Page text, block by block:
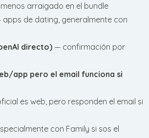
arraigado en el bundle
apps de dating, generalmente con
directo) — confirmación por
app pero el email funciona si
es web, pero responden el email si
con Family si sos el